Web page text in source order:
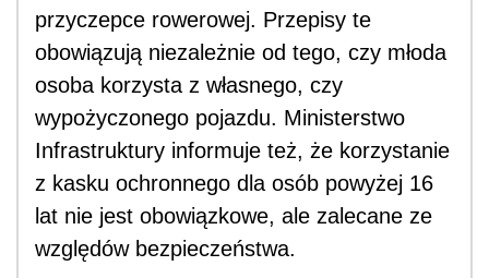
przyczepce rowerowej. Przepisy te
obowiązują niezależnie od tego, czy młoda
osoba korzysta z własnego, czy
wypożyczonego pojazdu. Ministerstwo
Infrastruktury informuje też, że korzystanie
z kasku ochronnego dla osób powyżej 16
lat nie jest obowiązkowe, ale zalecane ze
względów bezpieczeństwa.